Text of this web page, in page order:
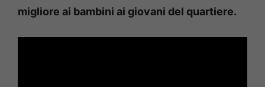
migliore ai bambini ai giovani del quartiere.